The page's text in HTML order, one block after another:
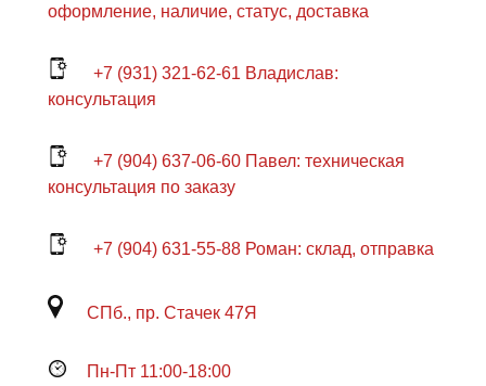
оформление, наличие, статус, доставка
+7 (931) 321-62-61 Владислав:
консультация
+7 (904) 637-06-60 Павел: техническая
консультация по заказу
+7 (904) 631-55-88 Роман: склад, отправка
СПб., пр. Стачек 47Я
Пн-Пт 11:00-18:00